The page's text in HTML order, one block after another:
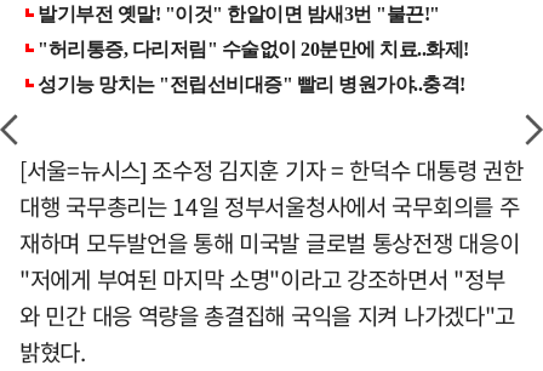
[서울=뉴시스] 조수정 김지훈 기자 = 한덕수 대통령 권한
대행 국무총리는 14일 정부서울청사에서 국무회의를 주
재하며 모두발언을 통해 미국발 글로벌 통상전쟁 대응이
"저에게 부여된 마지막 소명"이라고 강조하면서 "정부
와 민간 대응 역량을 총결집해 국익을 지켜 나가겠다"고
밝혔다.